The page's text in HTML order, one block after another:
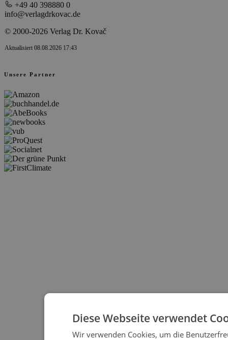
+49 40 398880 0
info@verlagdrkovac.de
© 2000-2026 Verlag Dr. Kovač
Aktualisiert 08.08.2026 17:43
Unsere Partner
Diese Webseite verwendet
Wir verwenden Cookies, um die